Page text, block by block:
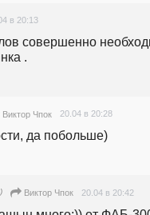
в 20:13
совершенно
.
Виктор Чпок 20.04 в 20:28
да побольше)
Виктор Чпок 20.04 в 20:42